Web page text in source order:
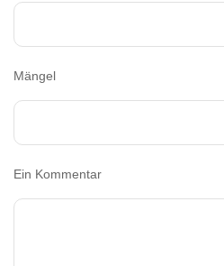
Mängel
Ein Kommentar